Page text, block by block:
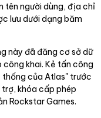
tên người dùng, địa chỉ
lưu dưới dạng băm
này đã đăng cơ sở dữ
công khai. Kẻ tấn công
của Atlas" trước
khóa cấp phép
Rockstar Games.